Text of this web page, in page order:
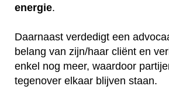
energie.
Daarnaast verdedigt een
belang van zijn/haar cliënt en
enkel nog meer, waardoor
tegenover elkaar blijven staan.